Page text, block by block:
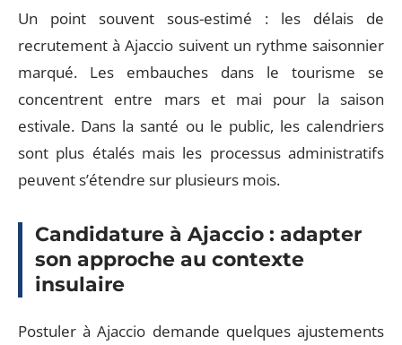
Un point souvent sous-estimé : les délais de
recrutement à Ajaccio suivent un rythme saisonnier
marqué. Les embauches dans le tourisme se
concentrent entre mars et mai pour la saison
estivale. Dans la santé ou le public, les calendriers
sont plus étalés mais les processus administratifs
peuvent s’étendre sur plusieurs mois.
Candidature à Ajaccio : adapter
son approche au contexte
insulaire
Postuler à Ajaccio demande quelques ajustements